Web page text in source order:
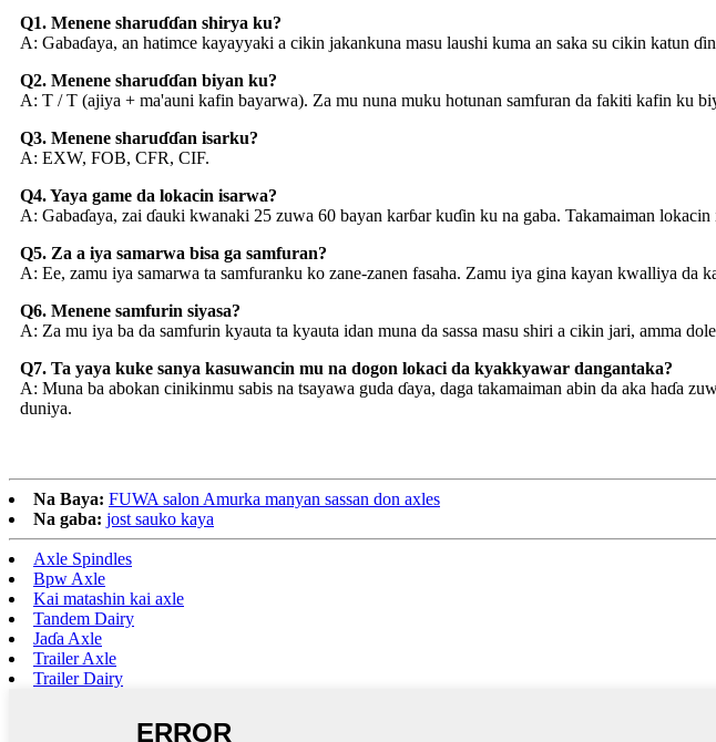
Q1. Menene sharuɗɗan shirya ku?
A: Gabaɗaya, an hatimce kayayyaki a cikin jakankuna masu laushi kuma an saka su cikin katun
Q2. Menene sharuɗɗan biyan ku?
A: T / T (ajiya + ma'auni kafin bayarwa). Za mu nuna muku hotunan samfuran da fakiti kafin ku
Q3. Menene sharuɗɗan isarku?
A: EXW, FOB, CFR, CIF.
Q4. Yaya game da lokacin isarwa?
A: Gabaɗaya, zai ɗauki kwanaki 25 zuwa 60 bayan karɓar kuɗin ku na gaba. Takamaiman
Q5. Za a iya samarwa bisa ga samfuran?
A: Ee, zamu iya samarwa ta samfuranku ko zane-zanen fasaha. Zamu iya gina kayan kwalliya da
Q6. Menene samfurin siyasa?
A: Za mu iya ba da samfurin kyauta ta kyauta idan muna da sassa masu shiri a cikin jari, amma
Q7. Ta yaya kuke sanya kasuwancin mu na dogon lokaci da kyakkyawar dangantaka?
A: Muna ba abokan cinikinmu sabis na tsayawa guda ɗaya, daga takamaiman abin da aka haɗa
duniya.
Na Baya: FUWA salon Amurka manyan sassan don axles
Na gaba: jost sauko kaya
Axle Spindles
Bpw Axle
Kai matashin kai axle
Tandem Dairy
Jaɗa Axle
Trailer Axle
Trailer Dairy